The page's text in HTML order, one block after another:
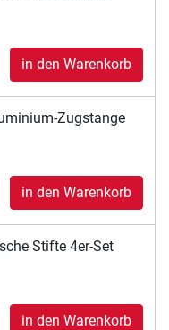
in den Warenkorb
Zugstange
in den Warenkorb
Stifte 4er-Set
in den Warenkorb